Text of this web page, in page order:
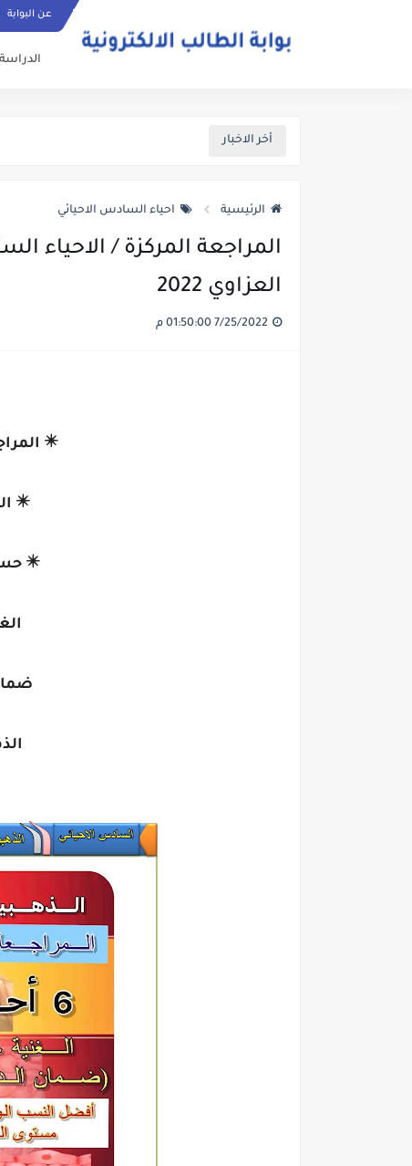
عن البوابة
أخر الاخبار
الرئيسية احياء السادس الاحيائي
المراجعة المركزة / الاحياء
العزاوي 2022
✴️
✴️
✴️ حسب